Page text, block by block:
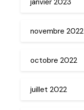
novembre 2022
octobre 2022
juillet 2022